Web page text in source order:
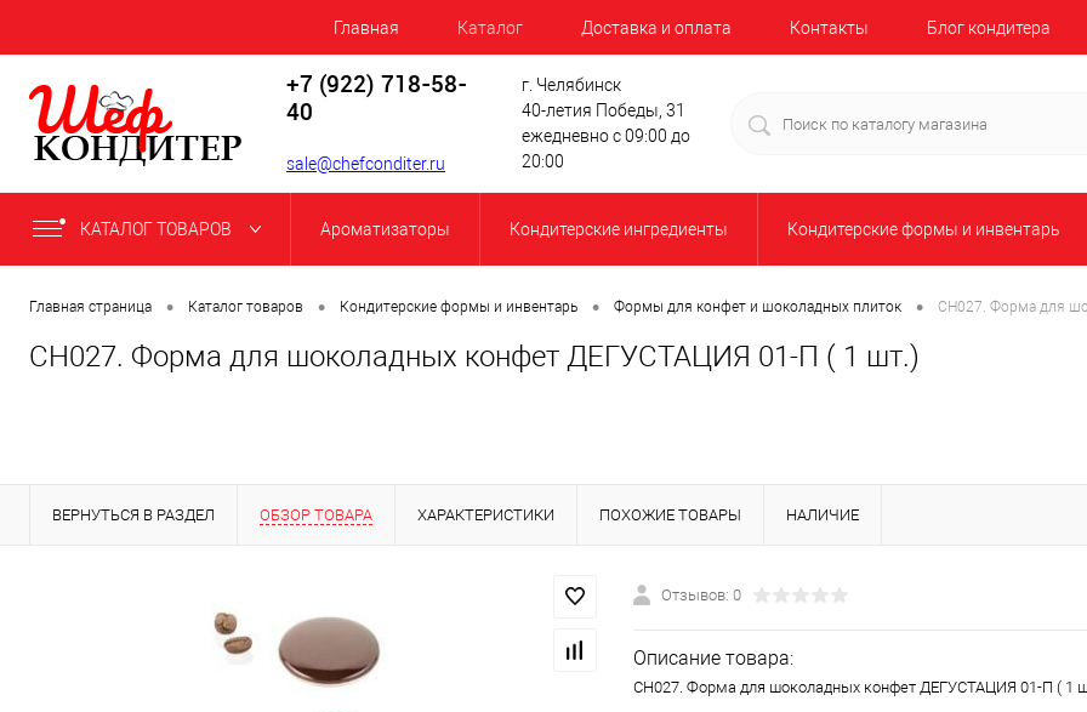
Главная Каталог Доставка и оплата Контакты Блог кондитера
+7 (922) 718-58-
40
sale@chefconditer.ru
г. Челябинск
40-летия Победы, 31
ежедневно с 09:00 до
20:00
КАТАЛОГ ТОВАРОВ Ароматизаторы Кондитерские ингредиенты Кондитерские формы и инвентарь
Главная страница • Каталог товаров • Кондитерские формы и инвентарь • Формы для конфет и шоколадных плиток • CH027. Форма для
CH027. Форма для шоколадных конфет ДЕГУСТАЦИЯ 01-П ( 1 шт.)
ВЕРНУТЬСЯ В РАЗДЕЛ ОБЗОР ТОВАРА ХАРАКТЕРИСТИКИ ПОХОЖИЕ ТОВАРЫ НАЛИЧИЕ
Отзывов: 0
Описание товара:
CH027. Форма для шоколадных конфет ДЕГУСТАЦИЯ 01-П ( 1